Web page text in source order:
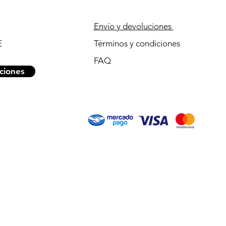
Envío y devoluciones
Términos y condiciones
FAQ